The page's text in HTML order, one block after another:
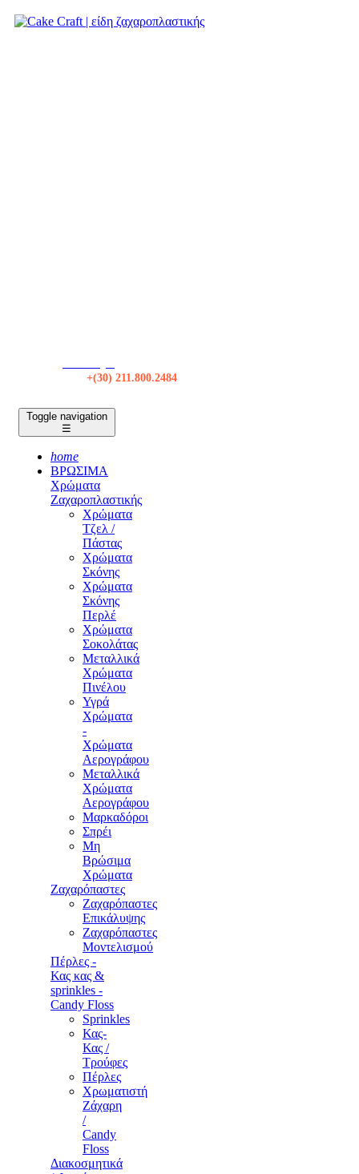
+(30) 211.800.2484
Toggle navigation
☰
home
ΒΡΩΣΙΜΑ
Χρώματα
Ζαχαροπλαστικής
Χρώματα
Τζελ /
Πάστας
Χρώματα
Σκόνης
Χρώματα
Σκόνης
Περλέ
Χρώματα
Σοκολάτας
Μεταλλικά
Χρώματα
Πινέλου
Υγρά
Χρώματα
-
Χρώματα
Αερογράφου
Μεταλλικά
Χρώματα
Αερογράφου
Μαρκαδόροι
Σπρέι
Μη
Βρώσιμα
Χρώματα
Ζαχαρόπαστες
Ζαχαρόπαστες
Επικάλυψης
Ζαχαρόπαστες
Μοντελισμού
Πέρλες -
Κας κας &
sprinkles -
Candy Floss
Sprinkles
Κας-
Κας /
Τρούφες
Πέρλες
Χρωματιστή
Ζάχαρη
/
Candy
Floss
Διακοσμητικά